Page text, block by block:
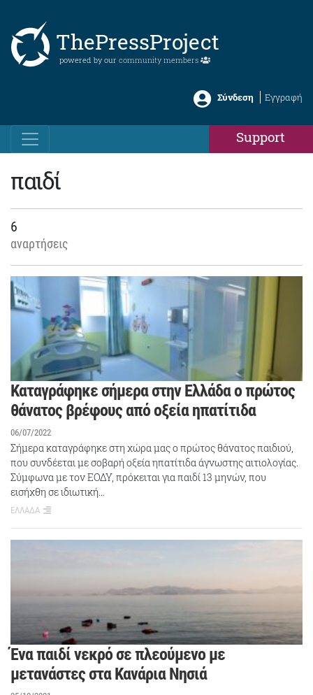
ThePressProject
powered by our community members
Σύνδεση Εγγραφή
Support
παιδί
6
αναρτήσεις
Καταγράφηκε σήμερα στην Ελλάδα ο πρώτος
θάνατος βρέφους από οξεία ηπατίτιδα
06/07/2022
Σήμερα καταγράφηκε στη χώρα μας ο πρώτος θάνατος παιδιού,
που συνδέεται με σοβαρή οξεία ηπατίτιδα άγνωστης αιτιολογίας.
Σύμφωνα με τον ΕΟΔΥ, πρόκειται για παιδί 13 μηνών, που
εισήχθη σε ιδιωτική…
ΕΛΛΑΔΑ
Ένα παιδί νεκρό σε πλεούμενο με
μετανάστες στα Κανάρια Νησιά